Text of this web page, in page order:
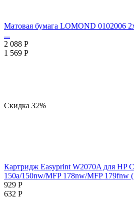
Матовая бумага LOMOND 0102006
...
2 088 Р
1 569 Р
Скидка 32%
Картридж Easyprint W2070A для HP
150a/150nw/MFP 178nw/MFP 179fnw
929 Р
632 Р